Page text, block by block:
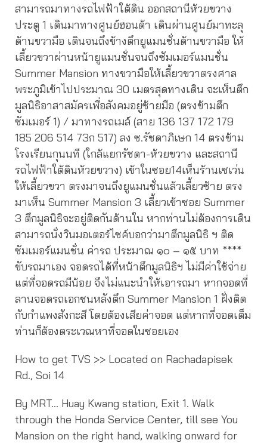
สามารถมาทางรถไฟฟ้าใต้ดิน ออกสถานีห้วยขวาง
ประตู 1 เดินมาทางศูนย์ฮอนด้า เดินผ่านศูนย์มาทะลุ
ด้านขวามือ เดินจนถึงข้างตึกยูแมนชั่นด้านขวามือ ให้
เลี้ยวขวาผ่านหน้ายูแมนชั่นจนถึงซัมเมอร์แมนชั่น
Summer Mansion ทางขวามือให้เลี้ยวขวาตรงศาล
พระภูมิเข้าไปประมาณ 30 เมตรสุดทางเดิน จะเห็นตึก
มูลนิธิอาสาสมัครเพื่อสังคมอยู่ซ้ายมือ (ตรงข้ามตึก
ซัมเมอร์ 1) / มาทางรถเมล์ (สาย 136 137 172 179
185 206 514 73ก 517) ลง ซ.รัชดาภิเษก 14 ตรงข้าม
โรงเรียนกุนนที (ใกล้แยกรัชดา-ห้วยขวาง และสถานี
รถไฟฟ้าใต้ดินห้วยขวาง) เข้าในซอย14เห็นร้านเซเว่น
ให้เลี้ยวขวา ตรงมาจนถึงยูแมนชั่นแล้วเลี้ยวซ้าย ตรง
มาเห็น Summer Mansion 3 เลี้ยวเข้าซอย Summer
3 ตึกมูลนิธิจะอยู่ติดกันด้านใน หากท่านไม่ต้องการเดิน
สามารถนั่งวินมอเตอร์ไซค์บอกว่ามาตึกมูลนิธิ ฯ ติด
ซัมเมอร์แมนชั่น ค่ารถ ประมาณ ๑๐ – ๑๕ บาท ****
ขับรถมาเอง จอดรถได้ที่หน้าตึกมูลนิธิฯ ไม่มีค่าใช้จ่าย
แต่ที่จอดรถมีน้อย จึงไม่แนะนำให้เอารถมา หากจอดที่
ลานจอดรถเอกชนหลังตึก Summer Mansion 1 ฝั่งติด
กับกำแพงสังกะสี โดยต้องเสียค่าจอด แต่หากที่จอดเต็ม
ท่านก็ต้องตระเวณหาที่จอดในซอยเอง
How to get TVS >> Located on Rachadapisek
Rd., Soi 14
By MRT… Huay Kwang station, Exit 1. Walk
through the Honda Service Center, till see You
Mansion on the right hand, walking onward for